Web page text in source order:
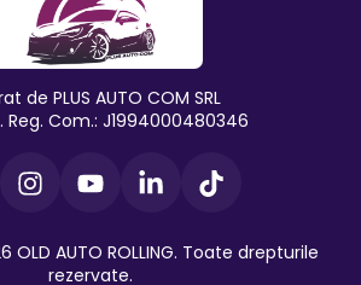
de PLUS AUTO COM SRL
Reg. Com.: J1994000480346
AUTO ROLLING. Toate drepturile
rezervate.